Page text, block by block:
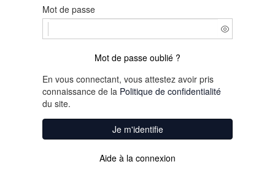
Mot de passe
Mot de passe oublié ?
En vous connectant, vous attestez avoir pris
connaissance de la Politique de confidentialité
du site.
Je m'identifie
Aide à la connexion